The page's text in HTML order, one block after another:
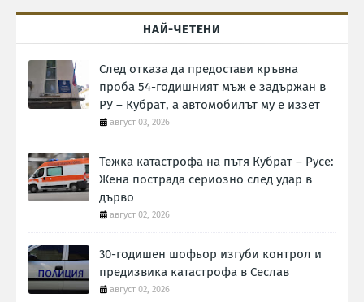
НАЙ-ЧЕТЕНИ
След отказа да предостави кръвна
проба 54-годишният мъж е задържан в
РУ – Кубрат, а автомобилът му е иззет
август 03, 2026
Тежка катастрофа на пътя Кубрат – Русе:
Жена пострада сериозно след удар в
дърво
август 02, 2026
30-годишен шофьор изгуби контрол и
предизвика катастрофа в Сеслав
август 02, 2026